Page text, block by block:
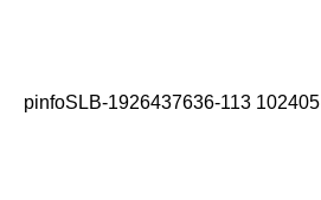
pinfoSLB-1926437636-113 102405